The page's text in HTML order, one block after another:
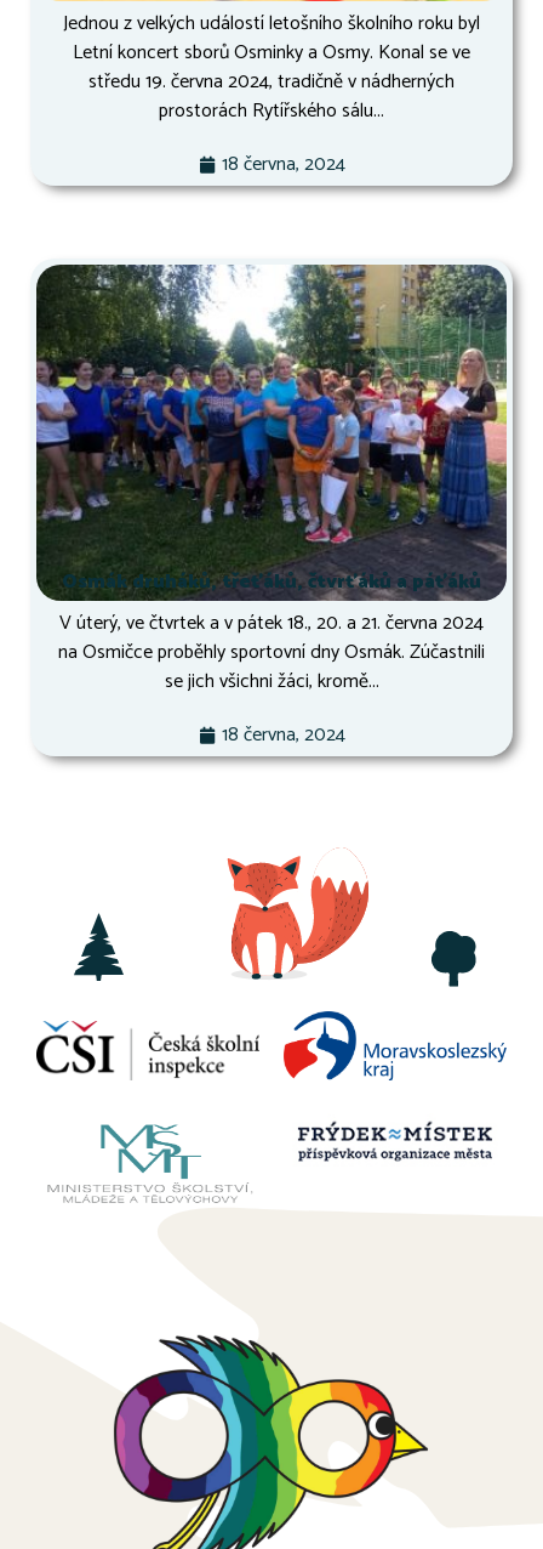
Jednou z velkých událostí letošního školního roku byl
Letní koncert sborů Osminky a Osmy. Konal se ve
středu 19. června 2024, tradičně v nádherných
prostorách Rytířského sálu...
18 června, 2024
Osmák druháků, třeťáků, čtvrťáků a páťáků
V úterý, ve čtvrtek a v pátek 18., 20. a 21. června 2024
na Osmičce proběhly sportovní dny Osmák. Zúčastnili
se jich všichni žáci, kromě...
18 června, 2024